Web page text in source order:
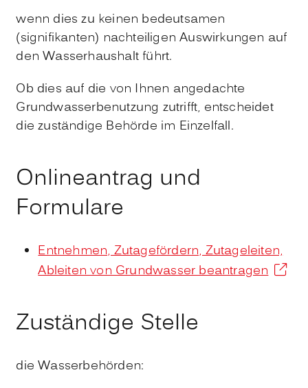
wenn dies zu keinen bedeutsamen
(signifikanten) nachteiligen Auswirkungen auf
den Wasserhaushalt führt.
Ob dies auf die von Ihnen angedachte
Grundwasserbenutzung zutrifft, entscheidet
die zuständige Behörde im Einzelfall.
Onlineantrag und
Formulare
Entnehmen, Zutagefördern, Zutageleiten,
Ableiten von Grundwasser beantragen
Zuständige Stelle
die Wasserbehörden: